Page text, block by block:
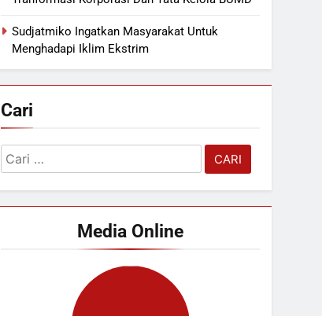
Sudjatmiko Ingatkan Masyarakat Untuk
Menghadapi Iklim Ekstrim
Cari
Cari
untuk:
Media Online